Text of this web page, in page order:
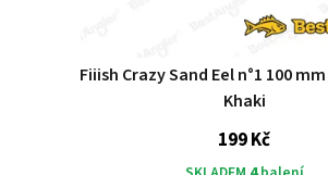
Fiiish Crazy Sand Eel n°1 100
Khaki
199 Kč